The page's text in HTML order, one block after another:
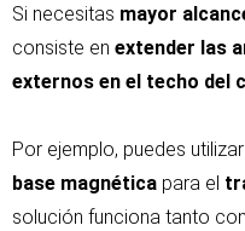
Si necesitas mayor
consiste en extender las
externos en el techo del
Por ejemplo, puedes
base magnética para el
solución funciona tanto